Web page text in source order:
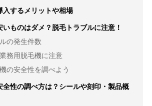
入するメリットや相場
ものはダメ？脱毛トラブルに注意！
の発生件数
務用脱毛機に注意
の安全性を調べよう
全性の調べ方は？シールや刻印・製品概